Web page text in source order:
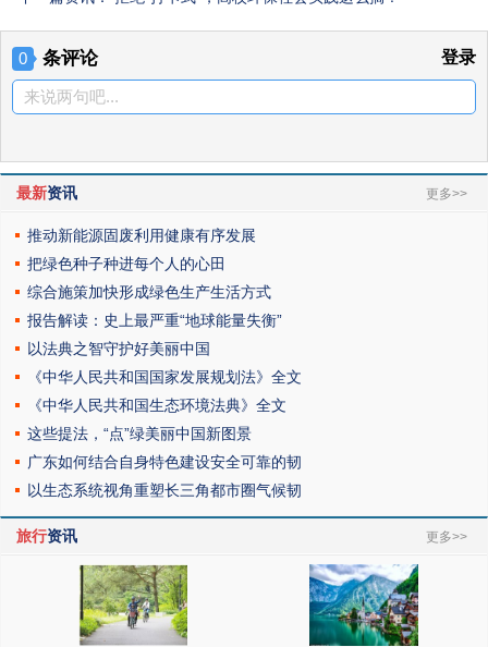
0 条评论 登录
来说两句吧...
最新资讯 更多>>
推动新能源固废利用健康有序发展
把绿色种子种进每个人的心田
综合施策加快形成绿色生产生活方式
报告解读：史上最严重“地球能量失衡”
以法典之智守护好美丽中国
《中华人民共和国国家发展规划法》全文
《中华人民共和国生态环境法典》全文
这些提法，“点”绿美丽中国新图景
广东如何结合自身特色建设安全可靠的韧
以生态系统视角重塑长三角都市圈气候韧
旅行资讯 更多>>